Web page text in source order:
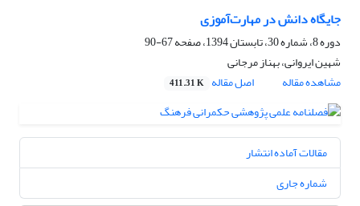
جایگاه دانش در مهارت‌آموزی
دوره 8، شماره 30، تابستان 1394، صفحه
67-90
شهین ایروانی، بهناز مرجانی
مشاهده مقاله
اصل مقاله 411.31 K
مقالات آماده انتشار
شماره جاری